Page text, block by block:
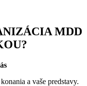
MDD
a vaše predstavy.